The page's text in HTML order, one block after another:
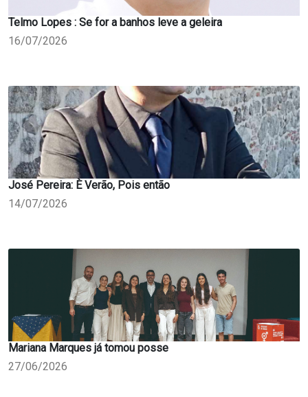
Telmo Lopes : Se for a banhos leve a geleira
16/07/2026
José Pereira: È Verão, Pois então
14/07/2026
Mariana Marques já tomou posse
27/06/2026